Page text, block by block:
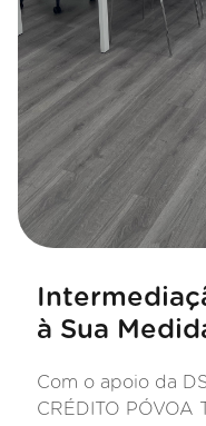
à Sua
Com o apoio da
CRÉDITO PÓVOA